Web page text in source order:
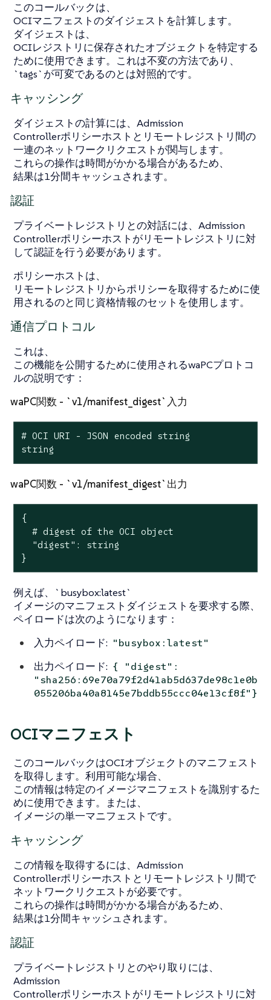
このコールバックは、
OCIマニフェストのダイジェストを計算します。
ダイジェストは、
OCIレジストリに保存されたオブジェクトを特定する
ために使用できます。これは不変の方法であり、
`tags`が可変であるのとは対照的です。
キャッシング
ダイジェストの計算には、Admission
Controllerポリシーホストとリモートレジストリ間の
一連のネットワークリクエストが関与します。
これらの操作は時間がかかる場合があるため、
結果は1分間キャッシュされます。
認証
プライベートレジストリとの対話には、Admission
Controllerポリシーホストがリモートレジストリに対
して認証を行う必要があります。
ポリシーホストは、
リモートレジストリからポリシーを取得するために使
用されるのと同じ資格情報のセットを使用します。
通信プロトコル
これは、
この機能を公開するために使用されるwaPCプロトコ
ルの説明です：
waPC関数 - `v1/manifest_digest`入力
# OCI URI - JSON encoded string
string
waPC関数 - `v1/manifest_digest`出力
{
  # digest of the OCI object
  "digest": string
}
例えば、`busybox:latest`
イメージのマニフェストダイジェストを要求する際、
ペイロードは次のようになります：
入力ペイロード: "busybox:latest"
出力ペイロード: { "digest":
"sha256:69e70a79f2d41ab5d637de98c1e0b
055206ba40a8145e7bddb55ccc04e13cf8f"}
OCIマニフェスト
このコールバックはOCIオブジェクトのマニフェスト
を取得します。利用可能な場合、
この情報は特定のイメージマニフェストを識別するた
めに使用できます。または、
イメージの単一マニフェストです。
キャッシング
この情報を取得するには、Admission
Controllerポリシーホストとリモートレジストリ間で
ネットワークリクエストが必要です。
これらの操作は時間がかかる場合があるため、
結果は1分間キャッシュされます。
認証
プライベートレジストリとのやり取りには、
Admission
Controllerポリシーホストがリモートレジストリに対